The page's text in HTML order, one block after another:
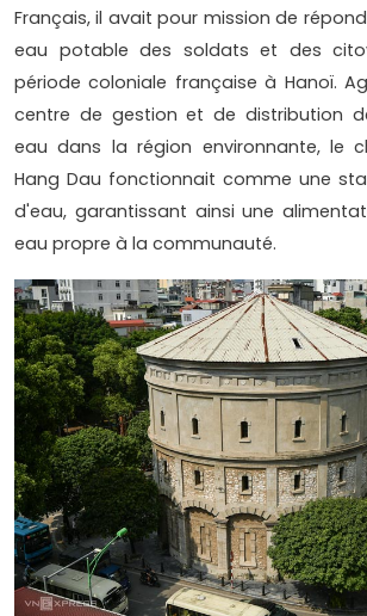
Français, il avait pour mission de
eau potable des soldats et des
période coloniale française à Hanoï.
centre de gestion et de distribution
eau dans la région environnante, le
Hang Dau fonctionnait comme une
d'eau, garantissant ainsi une
eau propre à la communauté.